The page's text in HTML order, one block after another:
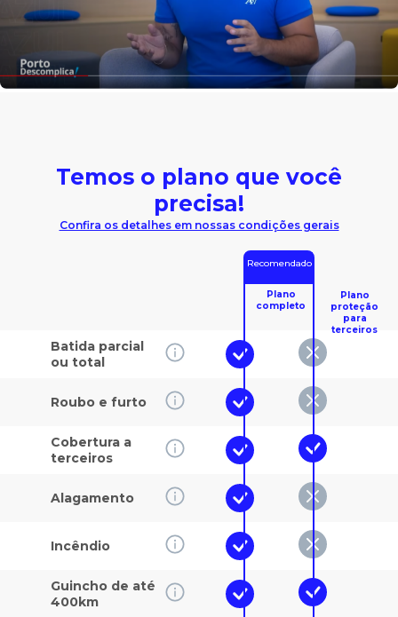
Temos o plano que você
precisa!
Confira os detalhes em nossas condições gerais
Batida parcial
ou total
Roubo e furto
Cobertura a
terceiros
Alagamento
Incêndio
Guincho de até
400km
Recomendado
Plano
completo
Plano
proteção
para
terceiros